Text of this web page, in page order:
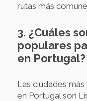
rutas más
3. ¿Cuáles
populares
en Portugal?
Las ciudades
en Portugal son